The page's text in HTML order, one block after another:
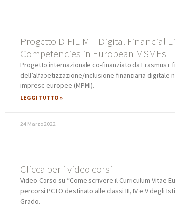
Progetto DIFILIM – Digital Financial
Competencies in European MSMEs
Progetto internazionale co-finanziato da Erasmus+
dell’alfabetizzazione/inclusione finanziaria digitale
imprese europee (MPMI).
LEGGI TUTTO »
24 Marzo 2022
Clicca per i video corsi
Video-Corso su “Come scrivere il Curriculum Vitae
percorsi PCTO destinato alle classi III, IV e V degli
Grado.